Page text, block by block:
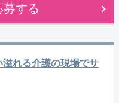
募する
れる介護の現場でサ